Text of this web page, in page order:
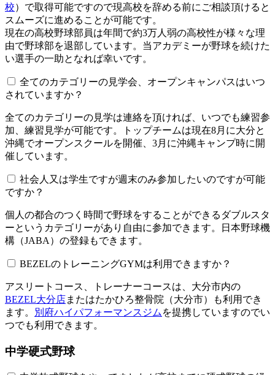
校）で取得可能ですので現高校を辞める前にご相談頂けると
スムーズに進めることが可能です。
現在の高校野球部員は年間で約3万人弱の高校性が様々な理
由で野球部を退部しています。当アカデミーが野球を続けた
い選手の一助となれば幸いです。
全てのカテゴリーの見学会、オープンキャンパスはいつ
されていますか？​​​​​
全てのカテゴリーの見学は連絡を頂ければ、いつでも練習参
加、練習見学が可能です。トップチームは現在8月に大分と
沖縄でオープンスクールを開催、3月に沖縄キャンプ時に開
催しています。
社会人又は学生ですが週末のみ参加したいのですが可能
ですか？
個人の都合のつく時間で野球をすることができるダブルスタ
ーというカテゴリーがあり自由に参加できます。日本野球機
構（JABA）の登録もできます。
BEZELのトレーニングGYMは利用できますか？​​​​​
アスリートコース、トレーナーコースは、大分市内の
BEZEL大分店またはたかひろ整骨院（大分市）も利用でき
ます。
別府ハイパフォーマンスジム を提携していますのでい
つでも利用できます。
中学硬式野球